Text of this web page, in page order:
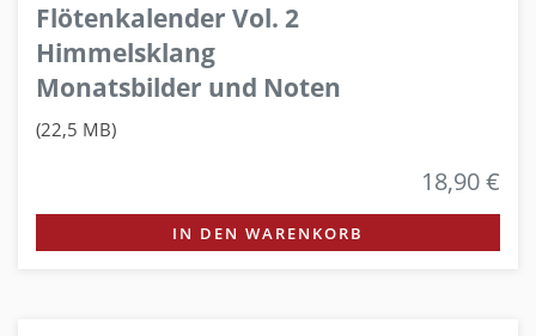
Flötenkalender Vol. 2
Himmelsklang
Monatsbilder und Noten
(22,5 MB)
18,90 €
IN DEN WARENKORB